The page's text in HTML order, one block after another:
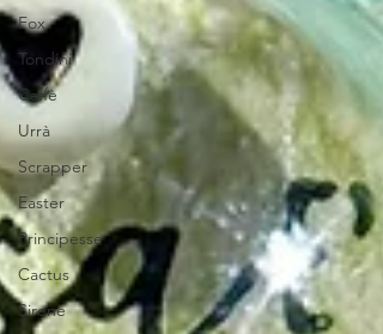
Fox
Tondini
Caffè
Urrà
Scrapper
Easter
Principesse
Cactus
Sirene